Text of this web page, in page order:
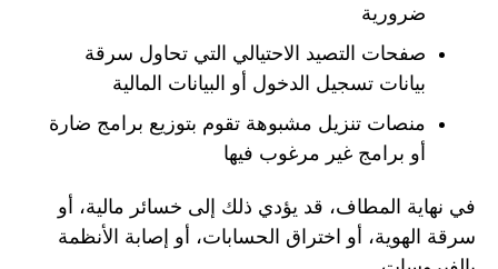
ضرورية
صفحات التصيد الاحتيالي التي تحاول سرقة
بيانات تسجيل الدخول أو البيانات المالية
منصات تنزيل مشبوهة تقوم بتوزيع برامج ضارة
أو برامج غير مرغوب فيها
في نهاية المطاف، قد يؤدي ذلك إلى خسائر مالية، أو
سرقة الهوية، أو اختراق الحسابات، أو إصابة الأنظمة